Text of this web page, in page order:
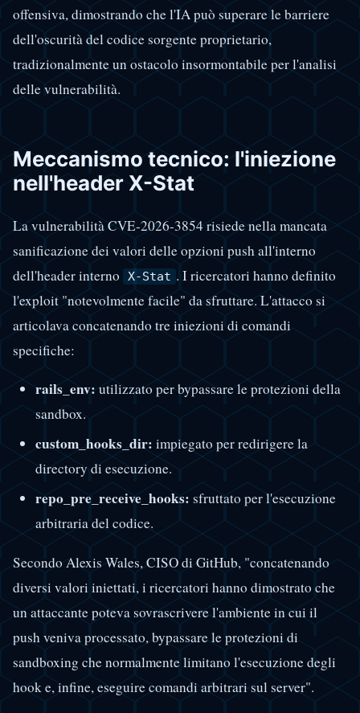
offensiva, dimostrando che l'IA può superare le barriere
dell'oscurità del codice sorgente proprietario,
tradizionalmente un ostacolo insormontabile per l'analisi
delle vulnerabilità.
Meccanismo tecnico: l'iniezione
nell'header X-Stat
La vulnerabilità CVE-2026-3854 risiede nella mancata
sanificazione dei valori delle opzioni push all'interno
dell'header interno
X-Stat . I ricercatori hanno definito
l'exploit "notevolmente facile" da sfruttare. L'attacco si
articolava concatenando tre iniezioni di comandi
specifiche:
rails_env:utilizzato per bypassare le protezioni della
sandbox.
custom_hooks_dir: impiegato per redirigere la
directory di esecuzione.
repo_pre_receive_hooks: sfruttato per l'esecuzione
arbitraria del codice.
Secondo Alexis Wales, CISO di GitHub, "concatenando
diversi valori iniettati, i ricercatori hanno dimostrato che
un attaccante poteva sovrascrivere l'ambiente in cui il
push veniva processato, bypassare le protezioni di
sandboxing che normalmente limitano l'esecuzione degli
hook e, infine, eseguire comandi arbitrari sul server".